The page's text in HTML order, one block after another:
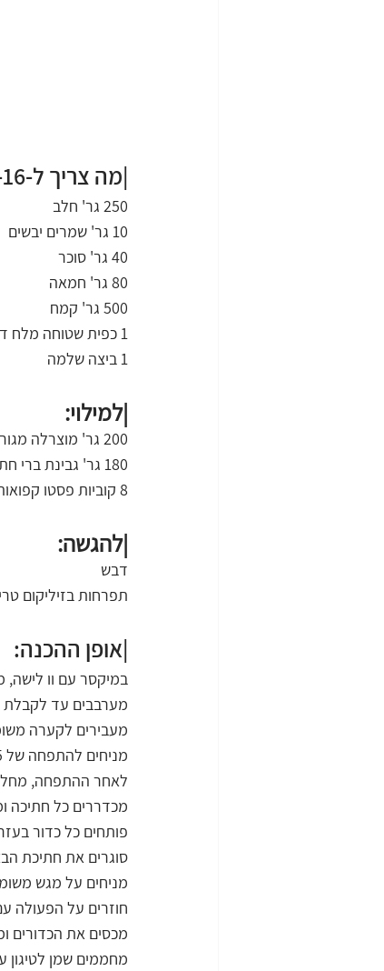
|מה צריך ל-14-16 סופגניות?
250 גר' חלב
10 גר' שמרים יבשים
40 גר' סוכר
80 גר' חמאה
500 גר' קמח
1 כפית שטוחה מלח דק
1 ביצה שלמה
|למילוי:
200 גר' מוצרלה מגוררת
180 גר' גבינת ברי חתוכה לקוביות
8 קוביות פסטו קפואות "דורות" חתוכות לחצאים (כלומר 16 חצאים)
|להגשה:
דבש
תפרחות בזיליקום טרי
|אופן ההכנה:
במיקסר עם וו
מערבבים עד לקבלת בצק, וממשיכים ללוש
מעבירים לקערה
מניחים להתפחה של 45 דקות.
לאחר ההתפחה,
מכדררים כל חתיכה
פותחים כל כדור
סוגרים את חתיכת
מניחים על מגש
חוזרים על הפעולה
מכסים את הכדורים
מחממים שמן לטיגון